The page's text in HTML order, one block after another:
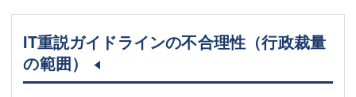
IT重説ガイドラインの不合理性（行政裁量
の範囲）